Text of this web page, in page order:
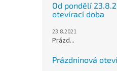
Od pondělí
otevírací doba
23.8.2021
Prázd...
Prázdninová